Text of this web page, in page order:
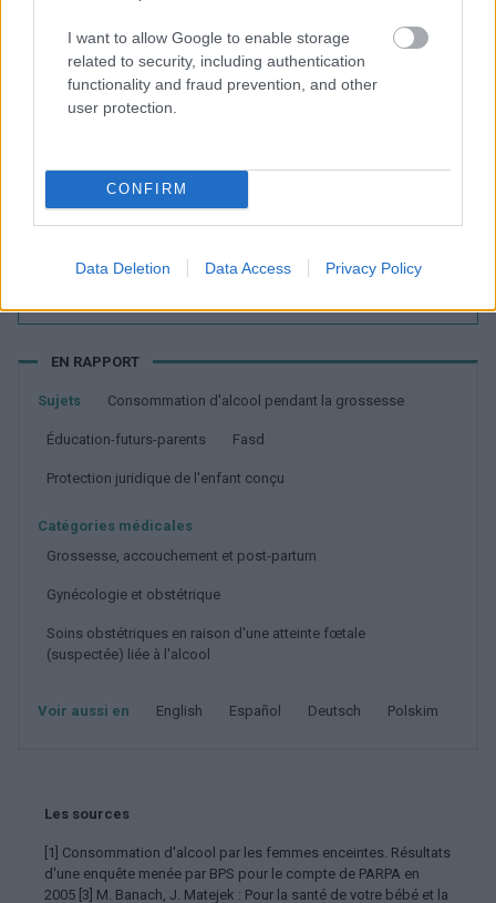
I want to allow Google to enable storage
related to security, including authentication
functionality and fraud prevention, and other
user protection.
CONFIRM
Data Deletion Data Access Privacy Policy
dommages causés par l'alcool au système nerveux
de l'enfant à naître et les maladies qui peuvent en
découler sont des connaissances que les parents
Utile? Partagez-le sur Facebook!
Vous voulez rester informé ? Suivez-
G oogl
EN RAPPORT
Sujets Consommation d'alcool pendant la grossesse
éducation-futurs-parents Fasd
Protection juridique de l'enfant conçu
Catégories médicales
Grossesse, accouchement et post-partum
Gynécologie et obstétrique
Soins obstétriques en raison d'une atteinte fœtale
(suspectée) liée à l'alcool
Voir aussi en english español deutsch polskim
Les sources
[1] Consommation d'alcool par les femmes enceintes. Résultats
d'une enquête menée par BPS pour le compte de PARPA en
2005 [3] M. Banach, J. Matejek : Pour la santé de votre bébé et la